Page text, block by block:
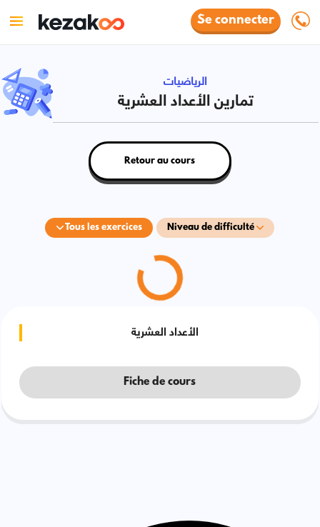
Se connecter
الرياضيات
تمارين الأعداد العشرية
Tous les exercices Niveau de difficulté
Retour au cours
الأعداد العشرية
Fiche de cours